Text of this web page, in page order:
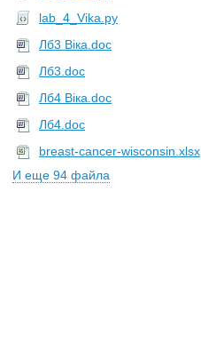
lab_4_Vika.py
Лб3 Віка.doc
Лб3.doc
Лб4 Віка.doc
Лб4.doc
breast-cancer-wisconsin.xlsx
И еще 94 файла